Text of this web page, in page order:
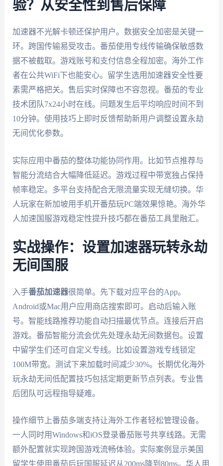
验？从安全性到售后保障
加速器不光解卡顿还保护用户。数据安全加密是关键一
环。跨国传输易受攻击。番茄使用专线传输确保敏感数
据不被截取。游戏账号和支付信息全程加密。海外工作
者在公共WiFi下也能安心。留学生选用加速器安全性要
素需严格把关。售后实时保障也不容忽视。番茄的专业
技术团队7x24小时在线。问题发生后平均响应时间不到
10分钟。使用技巧上即时反馈帮助新用户调整设置永劫
无间优化参数。
实际应用中番茄的整体功能协同作用。比如节点推荐与
智能分流结合大幅降低延迟。游戏过程中带宽独占保持
帧率稳定。多平台支持配合无限流量实现无缝切换。华
人玩家在新加坡用手机开番茄玩PC端效果惊艳。海外华
人加速国服游戏稳定性提升技巧都在番茄工具里融汇。
实战操作：设置加速器玩转永劫
无间国服
入手番茄加速器很简单。先下载对应平台的App。
Android或Mac用户应用商店搜索即可。启动后输入账
号。智能线路推荐功能自动扫描最优节点。连接后开启
游戏。番茄智能分流会优先处理永劫无间数据包。设置
中留学生们还可自定义专线。比如设置游戏专线锁定
100M带宽。测试下来加载时间减少30%。长期优化海外
玩永劫无间低配置技巧包括定期更新节点列表。专业售
后团队可远程指导疑难。
操作细节上番茄多端支持让海外工作者轻松管理设备。
一人同时用Windows和iOS登录番茄账号共享线路。无需
额外配置就实现跨国游戏流畅体验。实际案例显示美国
留学生使用番茄后玩国服延迟从200ms降到80ms。华人用